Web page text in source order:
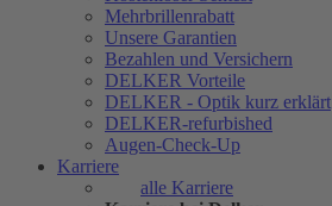
Mehrbrillenrabatt
Unsere Garantien
Bezahlen und Versichern
DELKER Vorteile
DELKER - Optik kurz erklärt
DELKER-refurbished
Augen-Check-Up
Karriere
alle Karriere